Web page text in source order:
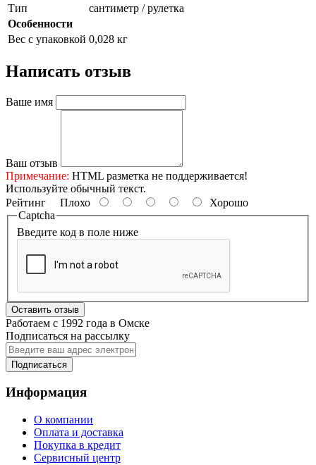
Тип
сантиметр / рулетка
Особенности
Вес с упаковкой 0,028 кг
Написать отзыв
Ваше имя
Ваш отзыв
Примечание: HTML разметка не поддерживается!
Используйте обычный текст.
Рейтинг Плохо
Хорошо
Captcha
Введите код в поле ниже
Оставить отзыв
Работаем с 1992 года в Омске
Подписаться на рассылку
Подписаться
Информация
О компании
Оплата и доставка
Покупка в кредит
Сервисный центр